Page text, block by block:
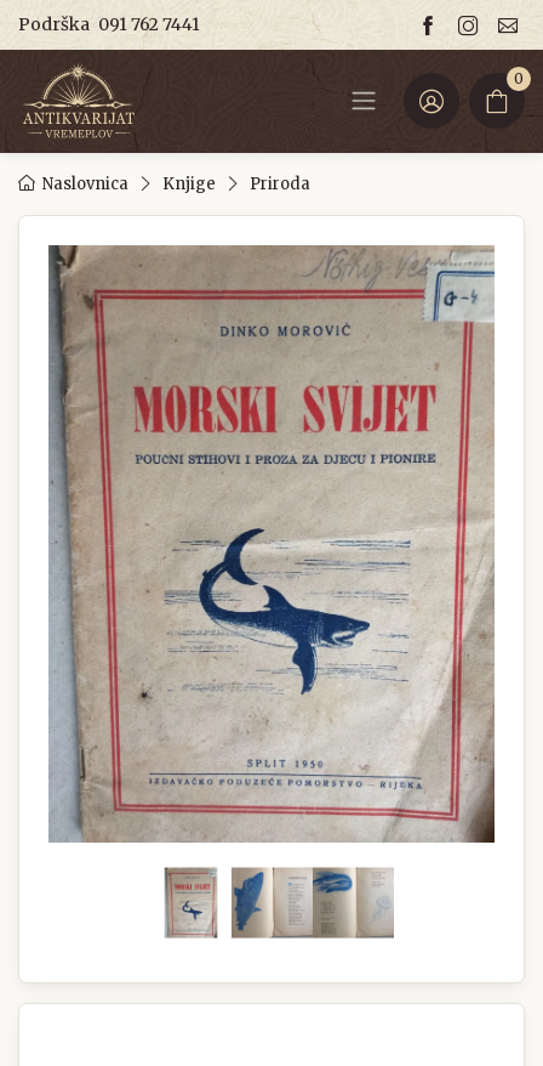
Podrška 091 762 7441
0
Naslovnica Knjige Priroda